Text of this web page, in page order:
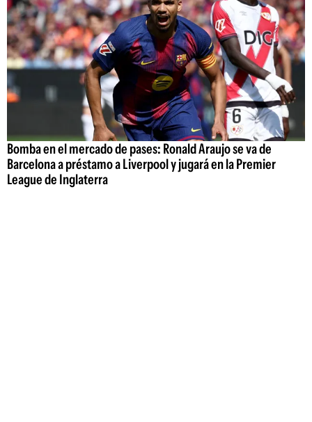
Bomba en el mercado de pases: Ronald Araujo se va de
Barcelona a préstamo a Liverpool y jugará en la Premier
League de Inglaterra